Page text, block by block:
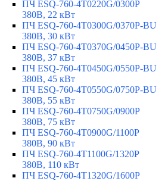
ПЧ ESQ-760-4T0220G/0300P
380В, 22 кВт
ПЧ ESQ-760-4T0300G/0370P-BU
380В, 30 кВт
ПЧ ESQ-760-4T0370G/0450P-BU
380В, 37 кВт
ПЧ ESQ-760-4T0450G/0550P-BU
380В, 45 кВт
ПЧ ESQ-760-4T0550G/0750P-BU
380В, 55 кВт
ПЧ ESQ-760-4T0750G/0900P
380В, 75 кВт
ПЧ ESQ-760-4T0900G/1100P
380В, 90 кВт
ПЧ ESQ-760-4T1100G/1320P
380В, 110 кВт
ПЧ ESQ-760-4T1320G/1600P